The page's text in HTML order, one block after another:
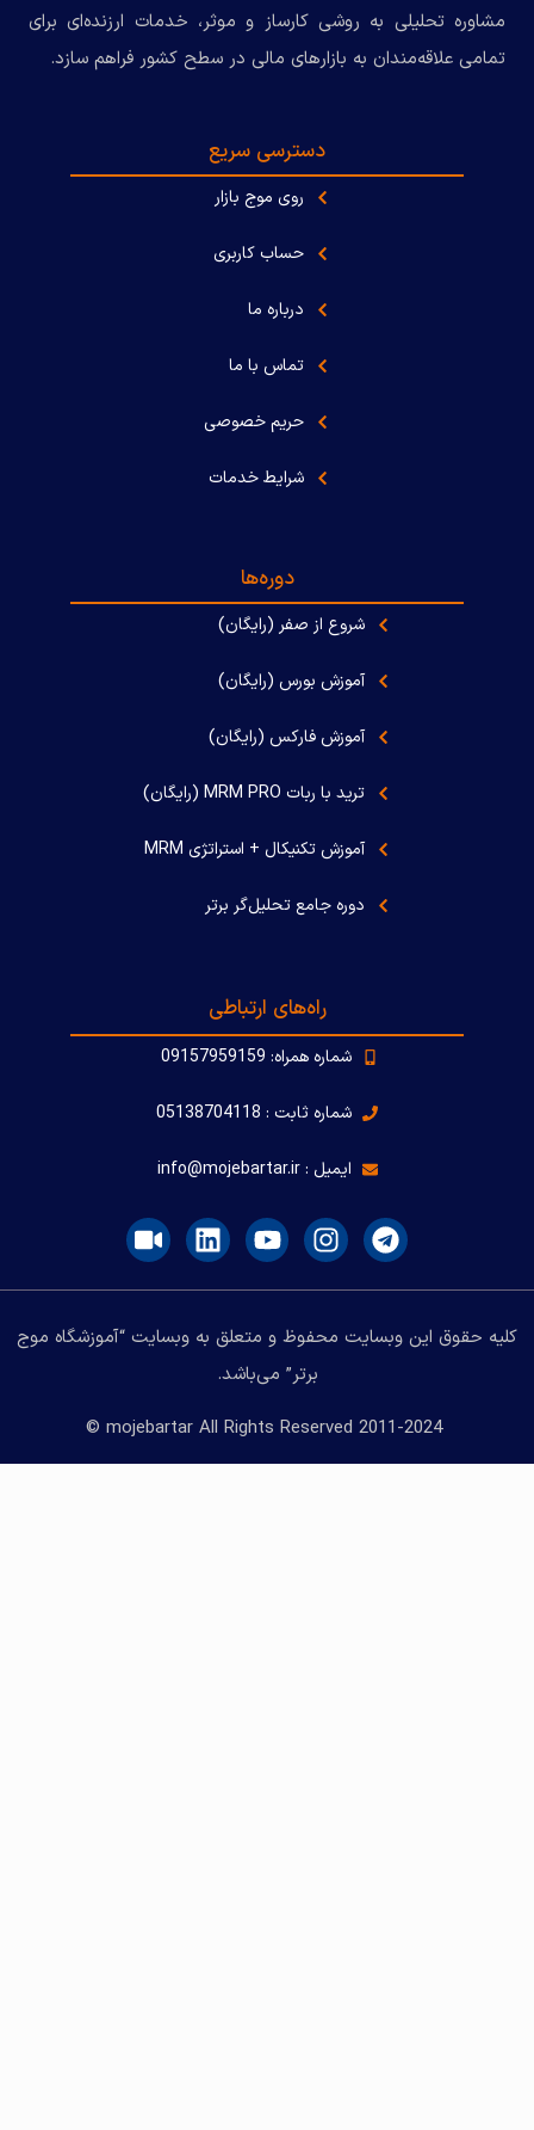
مشاوره تحلیلی به روشی کارساز و موثر، خدمات ارزنده‌ای برای
تمامی علاقه‌مندان به بازارهای مالی در سطح کشور فراهم سازد.
دسترسی سریع
روی موج بازار
حساب کاربری
درباره ما
تماس با ما
حریم خصوصی
شرایط خدمات
دوره‌ها
شروع از صفر (رایگان)
آموزش بورس (رایگان)
آموزش فارکس (رایگان)
ترید با ربات MRM PRO (رایگان)
آموزش تکنیکال + استراتژی MRM
دوره جامع تحلیل‌گر برتر
راه‌های ارتباطی
شماره همراه: 09157959159
شماره ثابت : 05138704118
ایمیل : info@mojebartar.ir
کلیه حقوق این وبسایت محفوظ و متعلق به وبسایت “آموزشگاه موج
برتر” می‌باشد.
2011-2024 mojebartar All Rights Reserved ©